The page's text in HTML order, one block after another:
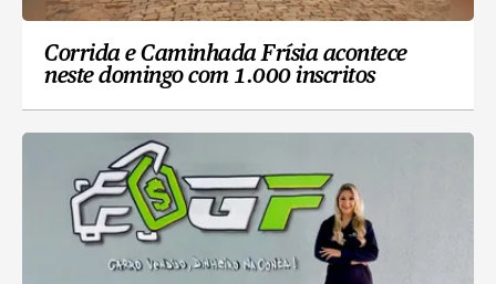
Corrida e Caminhada Frísia acontece
neste domingo com 1.000 inscritos